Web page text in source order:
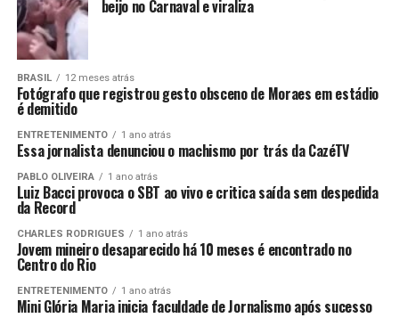
beijo no Carnaval e viraliza
BRASIL 12 meses atrás
Fotógrafo que registrou gesto obsceno de Moraes em estádio
é demitido
ENTRETENIMENTO 1 ano atrás
Essa jornalista denunciou o machismo por trás da CazéTV
PABLO OLIVEIRA 1 ano atrás
Luiz Bacci provoca o SBT ao vivo e critica saída sem despedida
da Record
CHARLES RODRIGUES 1 ano atrás
Jovem mineiro desaparecido há 10 meses é encontrado no
Centro do Rio
ENTRETENIMENTO 1 ano atrás
Mini Glória Maria inicia faculdade de Jornalismo após sucesso